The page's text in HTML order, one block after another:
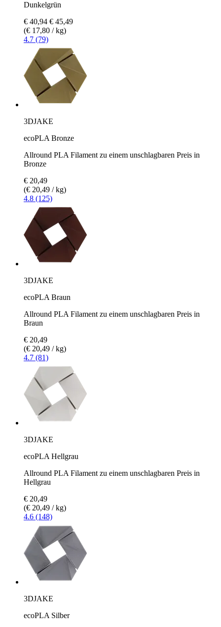
Dunkelgrün
€ 40,94 € 45,49
(€ 17,80 / kg)
4.7 (79)
3DJAKE
ecoPLA Bronze
Allround PLA Filament zu einem unschlagbaren Preis in
Bronze
€ 20,49
(€ 20,49 / kg)
4.8 (125)
3DJAKE
ecoPLA Braun
Allround PLA Filament zu einem unschlagbaren Preis in
Braun
€ 20,49
(€ 20,49 / kg)
4.7 (81)
3DJAKE
ecoPLA Hellgrau
Allround PLA Filament zu einem unschlagbaren Preis in
Hellgrau
€ 20,49
(€ 20,49 / kg)
4.6 (148)
3DJAKE
ecoPLA Silber